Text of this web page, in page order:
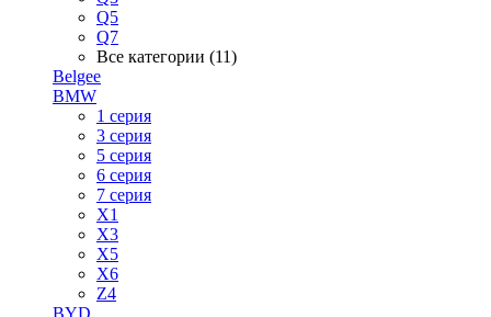
Q5
Q7
Все категории (11)
Belgee
BMW
1 серия
3 серия
5 серия
6 серия
7 серия
X1
X3
X5
X6
Z4
BYD